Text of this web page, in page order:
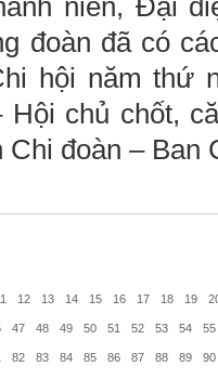
niên, Đại
đoàn đã có
hội năm thứ
chủ chốt,
Chi đoàn –
12 13 14 15 16 17 18 19
47 48 49 50 51 52 53 54 55
82 83 84 85 86 87 88 89 90